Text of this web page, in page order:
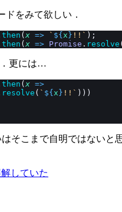
をみて欲しい．
then ( x => ` ${ x } !!` );
then ( x => Promise . resolve
更には…
then ( x =>
resolve ( ` ${ x } !!` )))
そこまで自明ではないと
解していた